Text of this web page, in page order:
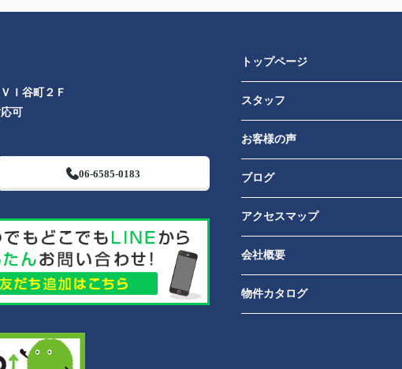
Ｉ谷町２Ｆ
可
06-6585-0183
トップページ
スタッフ
お客様の声
ブログ
アクセスマップ
会社概要
物件カタログ